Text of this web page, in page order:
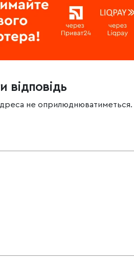
відповідь
не оприлюднюватиметься.